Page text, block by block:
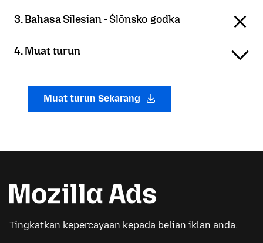
3. BahasaSilesian - Ślōnsko godka
4. Muat turun
Muat turun Sekarang
Tingkatkan kepercayaan kepada belian iklan anda.